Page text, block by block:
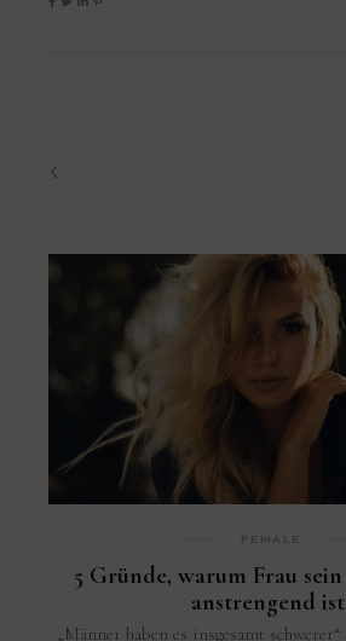
FEMALE
5 Gründe, warum Frau
anstrengend
„Männer haben es insgesamt